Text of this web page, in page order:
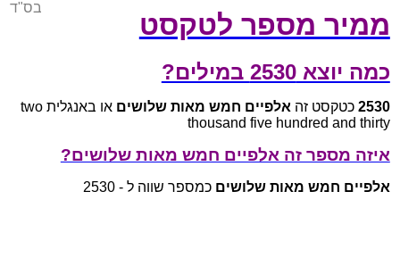
ממיר מספר לטקסט
בס"ד
כמה יוצא 2530 במילים?
2530 כטקסט זה אלפיים חמש מאות שלושים
או באנגלית two
thousand five hundred and thirty
איזה מספר זה אלפיים חמש מאות שלושים?
אלפיים חמש מאות שלושים כמספר שווה ל - 2530